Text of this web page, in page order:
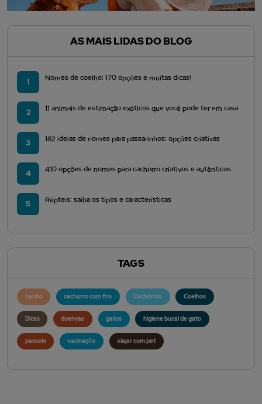
AS MAIS LIDAS DO BLOG
1 Nomes de coelho: 170 opções e muitas dicas!
2 11 animais de estimação exóticos que você pode ter em casa
3 182 ideias de nomes para passarinhos: opções criativas
4 410 opções de nomes para cachorro criativos e autênticos
5 Répteis: saiba os tipos e características
TAGS
banho cachorro com frio Cachorros Coelhos
Dicas doenças gatos higiene bucal de gato
passeio vacinação viajar com pet